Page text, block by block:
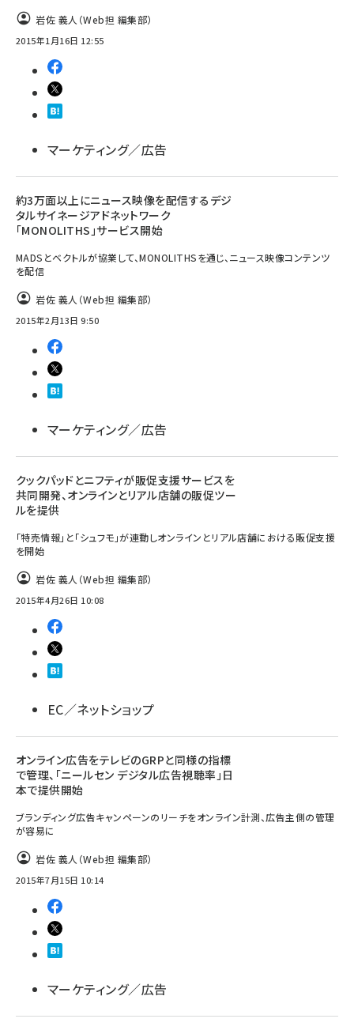
岩佐 義人（Web担 編集部）
2015年1月16日 12:55
マーケティング／広告
約3万面以上にニュース映像を配信するデジ
タルサイネージアドネットワーク
「MONOLITHS」サービス開始
MADSとベクトルが協業して、MONOLITHSを通じ、ニュース映像コンテンツ
を配信
岩佐 義人（Web担 編集部）
2015年2月13日 9:50
マーケティング／広告
クックパッドとニフティが販促支援サービスを
共同開発、オンラインとリアル店舗の販促ツー
ルを提供
「特売情報」と「シュフモ」が連動しオンラインとリアル店舗における販促支援
を開始
岩佐 義人（Web担 編集部）
2015年4月26日 10:08
EC／ネットショップ
オンライン広告をテレビのGRPと同様の指標
で管理、「ニールセン デジタル広告視聴率」日
本で提供開始
ブランディング広告キャンペーンのリーチをオンライン計測、広告主側の管理
が容易に
岩佐 義人（Web担 編集部）
2015年7月15日 10:14
マーケティング／広告